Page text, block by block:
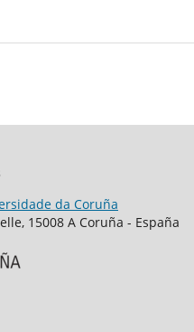
da Coruña
15008 A Coruña - España